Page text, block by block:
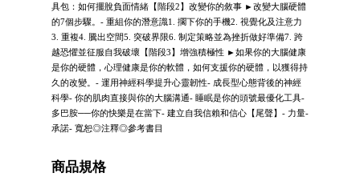
具包：如何擺脫負面情緒【階段2】改變你的敘事 ►改變大腦硬體
的7個步驟。- 重組你的潛意識1. 擱下你的手機2. 視覺化及注意力
3. 重複4. 騰出空間5. 突破界限6. 制定策略並為挫折做好準備7. 跨
越恐懼並征服自我破壞【階段3】增強積極性 ►如果你的大腦健康
是你的硬體，心理健康是你的軟體，如何支援你的硬體，以獲得持
久的改變。- 運用神經科學提升心靈韌性- 成長型心態背後的神經
科學- 你的肌肉直接與你的大腦溝通- 睡眠是你的頭號最優化工具-
多巴胺──你的快樂是在當下- 建立自我信賴和信心【尾聲】- 力量-
承諾- 寬恕◎注釋◎參考書目
商品規格